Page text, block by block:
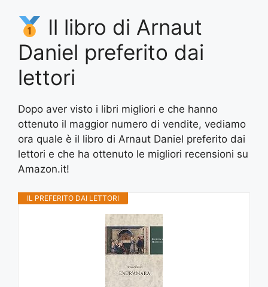
Il libro di Arnaut
Daniel preferito dai
lettori
Dopo aver visto i libri migliori e che hanno
ottenuto il maggior numero di vendite, vediamo
ora quale è il libro di Arnaut Daniel preferito dai
lettori e che ha ottenuto le migliori recensioni su
Amazon.it!
IL PREFERITO DAI LETTORI